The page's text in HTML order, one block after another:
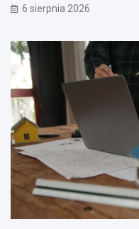
6 sierpnia 2026